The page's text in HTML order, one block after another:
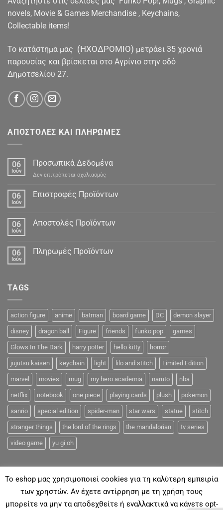
novels, Movie & Games Merchandise , Keychains,
Collectable items!
To κατάστημα μας (ΗΧΟΔΡΟΜΙΟ) μετράει 35 χρονιά
παρουσίας και βρίσκεται στο Αγρίνιο στην οδό
Δημοτσελίου 27.
ΑΠΟΣΤΟΛΕΣ ΚΑΙ ΠΛΗΡΩΜΕΣ
06
Ιούν
Προσωπικά Δεδομένα
Δεν επιτρέπεται σχολιασμός
06
Ιούν
Επιστροφές Προϊόντων
06
Ιούν
Αποστολές Προϊόντων
06
Ιούν
Πληρωμές Προϊόντων
TAGS
action figure anime batman board game DC demon slayer
disney dragon ball Figure friends funko pop games
Glows In The Dark harry potter hello kitty horror
jujutsu kaisen keychain light lilo and stitch Limited Edition
marvel movies mug my hero academia naruto nba
netflix notebook one piece playing cards plush pokemon
sanrio special edition spider-man star wars statue stitch
stranger things the lord of the rings the mandalorian tv series
video game yu gi oh
ΓΙΑ ΕΜΆΣ ΑΠΟΣΤΟΛΈΣ & ΠΛΗΡΩΜΈΣ ΕΠΙΚΟΙΝΩΝΊΑ FAQ
To eshop μας χρησιμοποιεί cookies για τη καλύτερη εμπειρία
των χρηστών. Αν έχετε αντίρρηση με τη χρήση τους
μπορείτε να μην τα αποδεχθείτε ή εναλλακτικά να κάνετε opt-